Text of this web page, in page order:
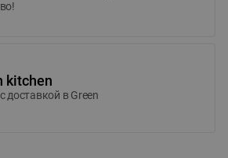
kitchen
доставкой в Green